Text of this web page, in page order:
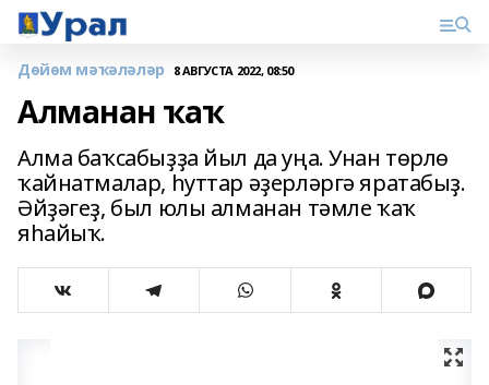
Дөйөм мәҡәләләр 8 АВГУСТА 2022, 08:50
Алманан ҡаҡ
Алма баҡсабыҙҙа йыл да уңа. Унан төрлө
ҡайнатмалар, һуттар әҙерләргә яратабыҙ.
Әйҙәгеҙ, был юлы алманан тәмле ҡаҡ
яһайыҡ.